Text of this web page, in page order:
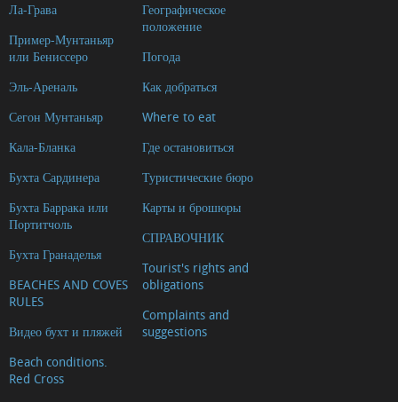
Ла-Грава
Пример-Мунтаньяр
или Бениссеро
Эль-Ареналь
Сегон Мунтаньяр
Кала-Бланка
Бухта Сардинера
Бухта Баррака или
Портитчоль
Бухта Гранаделья
BEACHES AND COVES
RULES
Видео бухт и пляжей
Beach conditions.
Red Cross
Географическое
положение
Погода
Как добраться
Where to eat
Где остановиться
Туристические бюро
Карты и брошюры
СПРАВОЧНИК
Tourist's rights and
obligations
Complaints and
suggestions